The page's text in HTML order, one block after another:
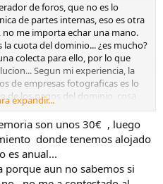
de foros, que no es lo
de partes internas, eso es otra
no me importa echar una mano.
cuota del dominio... ¿es mucho?
colecta para ello, por lo que
Segun mi experiencia, la
de empresas fotograficas es lo
de los pagos del dominio, cosa
asi...
expandir...
son unos 30€ , luego
donde tenemos alojado
es anual...
porque aun no sabemos si